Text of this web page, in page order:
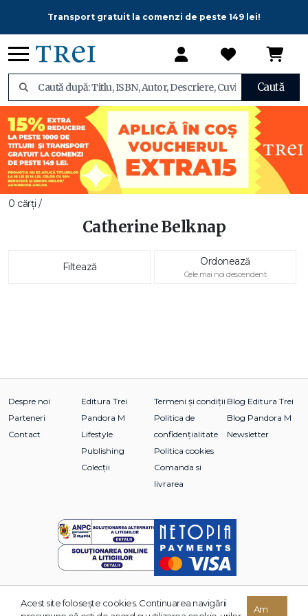
Transport gratuit la comenzi de peste 149 lei!
Caută
0 cărți /
Catherine Belknap
Filtează Ordonează
Cele mai noi descendent
Despre noi
Parteneri
Contact
Editura Trei
Pandora M
Lifestyle
Publishing
Colecții
Termeni și condiții
Politica de
confidențialitate
Politica cookies
Comanda si
livrarea
Blog Editura Trei
Blog Pandora M
Newsletter
© 2026 Grupul Editorial TREI. Toate drepturile rezervate.
Acest site foloseşte cookies. Continuarea navigării
Am